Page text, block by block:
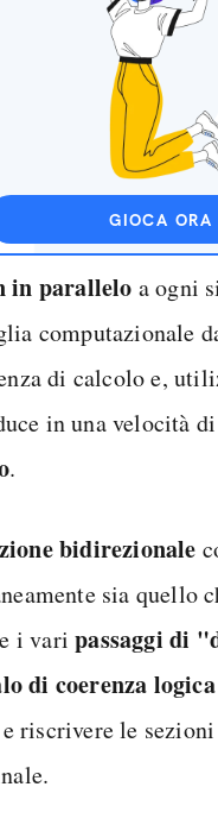
GIOCA ORA
in parallelo a ogni
computazionale
di calcolo e,
in una velocità
.
bidirezionale
sia quello
i varipassaggi di
di coerenza
riscrivere le